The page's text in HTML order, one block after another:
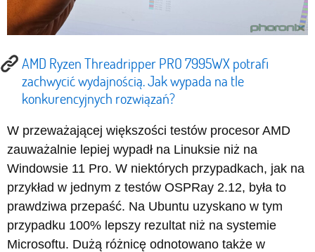
AMD Ryzen Threadripper PRO 7995WX potrafi
zachwycić wydajnością. Jak wypada na tle
konkurencyjnych rozwiązań?
W przeważającej większości testów procesor AMD
zauważalnie lepiej wypadł na Linuksie niż na
Windowsie 11 Pro. W niektórych przypadkach, jak na
przykład w jednym z testów OSPRay 2.12, była to
prawdziwa przepaść. Na Ubuntu uzyskano w tym
przypadku 100% lepszy rezultat niż na systemie
Microsoftu. Dużą różnicę odnotowano także w